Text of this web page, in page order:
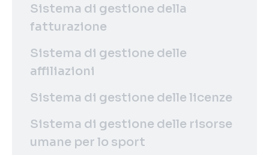
Sistema di gestione della
fatturazione
Sistema di gestione delle
affiliazioni
Sistema di gestione delle licenze
Sistema di gestione delle risorse
umane per lo sport